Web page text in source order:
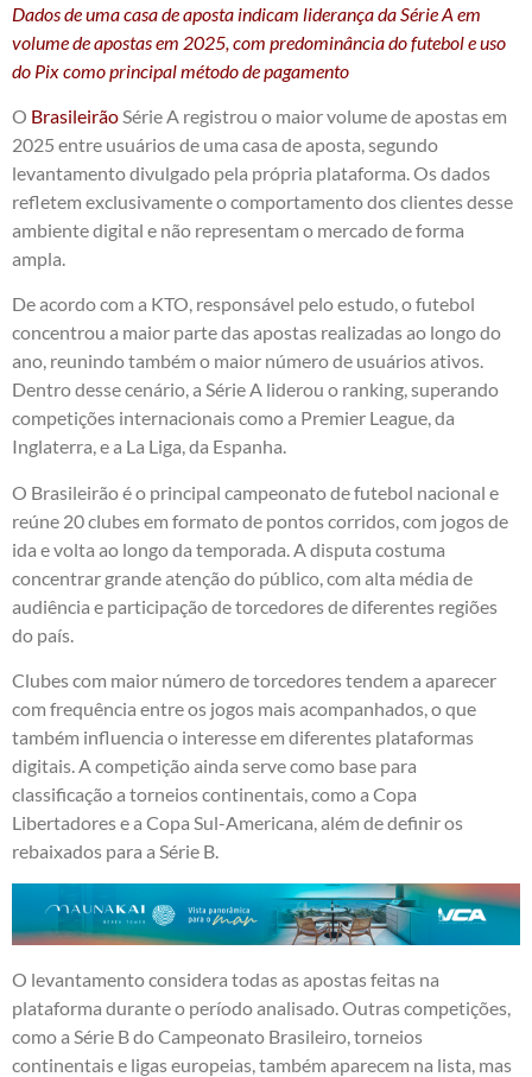
Dados de uma casa de aposta indicam liderança da Série A em
volume de apostas em 2025, com predominância do futebol e uso
do Pix como principal método de pagamento
O BrasileirãoSérie A registrou o maior volume de apostas em
2025 entre usuários de uma casa de aposta, segundo
levantamento divulgado pela própria plataforma. Os dados
refletem exclusivamente o comportamento dos clientes desse
ambiente digital e não representam o mercado de forma
ampla.
De acordo com a KTO, responsável pelo estudo, o futebol
concentrou a maior parte das apostas realizadas ao longo do
ano, reunindo também o maior número de usuários ativos.
Dentro desse cenário, a Série A liderou o ranking, superando
competições internacionais como a Premier League, da
Inglaterra, e a La Liga, da Espanha.
O Brasileirão é o principal campeonato de futebol nacional e
reúne 20 clubes em formato de pontos corridos, com jogos de
ida e volta ao longo da temporada. A disputa costuma
concentrar grande atenção do público, com alta média de
audiência e participação de torcedores de diferentes regiões
do país.
Clubes com maior número de torcedores tendem a aparecer
com frequência entre os jogos mais acompanhados, o que
também influencia o interesse em diferentes plataformas
digitais. A competição ainda serve como base para
classificação a torneios continentais, como a Copa
Libertadores e a Copa Sul-Americana, além de definir os
rebaixados para a Série B.
O levantamento considera todas as apostas feitas na
plataforma durante o período analisado. Outras competições,
como a Série B do Campeonato Brasileiro, torneios
continentais e ligas europeias, também aparecem na lista, mas